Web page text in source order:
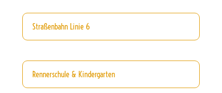
Straßenbahn Linie 6
Rennerschule & Kindergarten